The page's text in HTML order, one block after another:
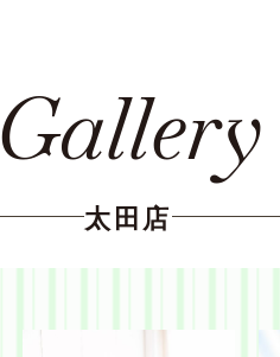
Gallery
太田店